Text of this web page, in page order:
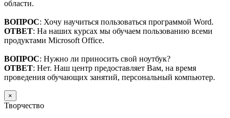
области.
ВОПРОС: Хочу научиться пользоваться программой Word.
ОТВЕТ: На наших курсах мы обучаем пользованию всеми
продуктами Microsoft Office.
ВОПРОС: Нужно ли приносить свой ноутбук?
ОТВЕТ: Нет. Наш центр предоставляет Вам, на время
проведения обучающих занятий, персональный компьютер.
×
Творчество